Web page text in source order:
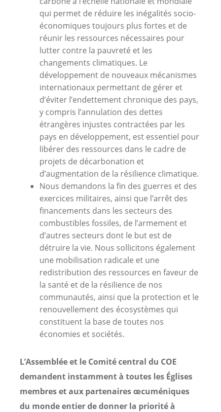
qui permet de réduire les inégalités socio-
économiques toujours plus fortes et de
réunir les ressources nécessaires pour
lutter contre la pauvreté et les
changements climatiques. Le
développement de nouveaux mécanismes
internationaux permettant de gérer et
d’éviter l’endettement chronique des pays,
y compris l’annulation des dettes
étrangères injustes contractées par les
pays en développement, est essentiel pour
libérer des ressources dans le cadre de
projets de décarbonation et
d’augmentation de la résilience climatique.
Nous demandons la fin des guerres et des
exercices militaires, ainsi que l’arrêt des
financements dans les secteurs des
combustibles fossiles, de l’armement et
d’autres secteurs dont le but est de
détruire la vie. Nous sollicitons également
une mobilisation radicale et une
redistribution des ressources en faveur de
la santé et de la résilience de nos
communautés, ainsi que la protection et le
renouvellement des écosystèmes qui
constituent la base de toutes nos
économies et sociétés.
L’Assemblée et le Comité central du COE
demandent instamment à toutes les Églises
membres et aux partenaires œcuméniques
du monde entier de donner la priorité à